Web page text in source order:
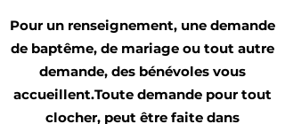
Pour un renseignement, une demande
de baptême, de mariage ou tout autre
demande, des bénévoles vous
accueillent.Toute demande pour tout
clocher, peut être faite dans